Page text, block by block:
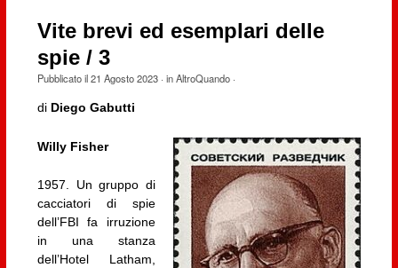
Vite brevi ed esemplari delle
spie / 3
Pubblicato il21 Agosto 2023· inAltroQuando·
di Diego Gabutti
Willy Fisher
1957. Un gruppo di
cacciatori di spie
dell’FBI fa irruzione
in una stanza
dell’Hotel Latham,